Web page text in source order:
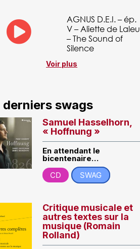
AGNUS D.E.I. – ép.
V – Aliette de Laleu
– The Sound of
Silence
Voir plus
derniers swags
Samuel Hasselhorn,
« Hoffnung »
En attendant le
bicentenaire…
CD
SWAG
Critique musicale et
autres textes sur la
musique (Romain
Rolland)